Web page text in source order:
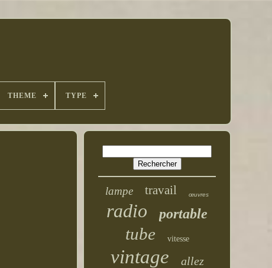
THEME TYPE
lampe travail œuvres
radio portable
tube vitesse
vintage allez